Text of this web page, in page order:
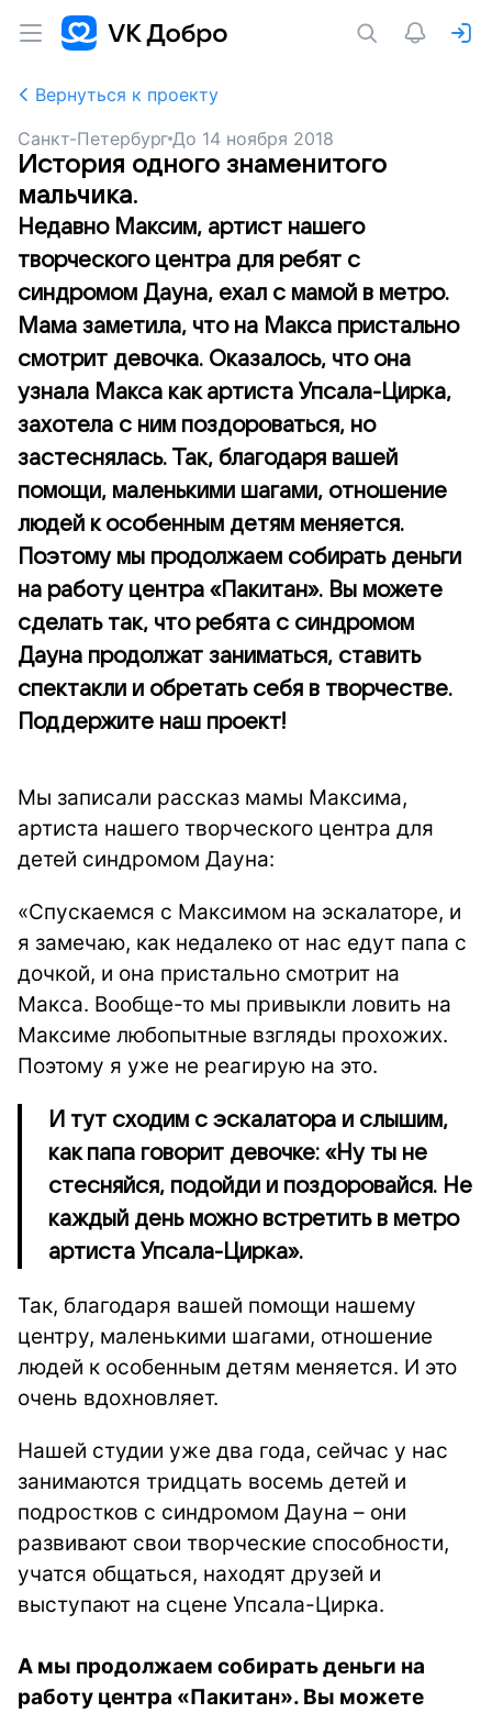
Вернуться к проекту
Санкт-Петербург До 14 ноября 2018
История одного знаменитого
мальчика.
Недавно Максим, артист нашего
творческого центра для ребят с
синдромом Дауна, ехал с мамой в метро.
Мама заметила, что на Макса пристально
смотрит девочка. Оказалось, что она
узнала Макса как артиста Упсала-Цирка,
захотела с ним поздороваться, но
застеснялась. Так, благодаря вашей
помощи, маленькими шагами, отношение
людей к особенным детям меняется.
Поэтому мы продолжаем собирать деньги
на работу центра «Пакитан». Вы можете
сделать так, что ребята с синдромом
Дауна продолжат заниматься, ставить
спектакли и обретать себя в творчестве.
Поддержите наш проект!
Мы записали рассказ мамы Максима,
артиста нашего творческого центра для
детей синдромом Дауна:
«Спускаемся с Максимом на эскалаторе, и
я замечаю, как недалеко от нас едут папа с
дочкой, и она пристально смотрит на
Макса. Вообще-то мы привыкли ловить на
Максиме любопытные взгляды прохожих.
Поэтому я уже не реагирую на это.
И тут сходим с эскалатора и слышим,
как папа говорит девочке: «Ну ты не
стесняйся, подойди и поздоровайся. Не
каждый день можно встретить в метро
артиста Упсала-Цирка».
Так, благодаря вашей помощи нашему
центру, маленькими шагами, отношение
людей к особенным детям меняется. И это
очень вдохновляет.
Нашей студии уже два года, сейчас у нас
занимаются тридцать восемь детей и
подростков с синдромом Дауна – они
развивают свои творческие способности,
учатся общаться, находят друзей и
выступают на сцене Упсала-Цирка.
А мы продолжаем собирать деньги на
работу центра «Пакитан». Вы можете